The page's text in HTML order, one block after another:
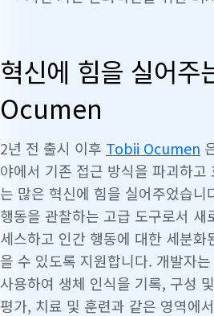
혁신에 힘을 실어
Ocumen
2년 전 출시 이후 Tobii Ocumen
야에서 기존 접근 방식을 파괴하고
는 많은 혁신에 힘을 실어주었습니
행동을 관찰하는 고급 도구로서 새
세스하고 인간 행동에 대한 세분화
을 수 있도록 지원합니다. 개발자
사용하여 생체 인식을 기록, 구성
평가, 치료 및 훈련과 같은 영역에